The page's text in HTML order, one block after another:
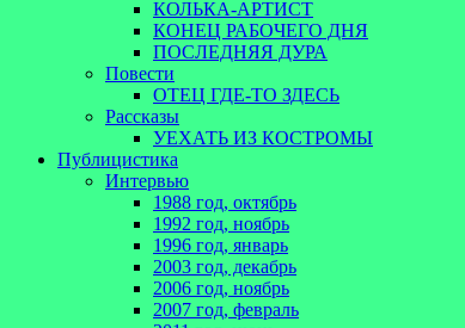
КОЛЬКА-АРТИСТ
КОНЕЦ РАБОЧЕГО ДНЯ
ПОСЛЕДНЯЯ ДУРА
Повести
ОТЕЦ ГДЕ-ТО ЗДЕСЬ
Рассказы
УЕХАТЬ ИЗ КОСТРОМЫ
Публицистика
Интервью
1988 год, октябрь
1992 год, ноябрь
1996 год, январь
2003 год, декабрь
2006 год, ноябрь
2007 год, февраль